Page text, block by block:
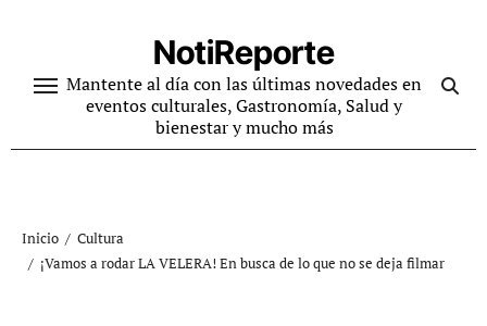
contenido
NotiReporte
Mantente al día con las últimas novedades en
eventos culturales, Gastronomía, Salud y
bienestar y mucho más
Inicio
Cultura
¡Vamos a rodar LA VELERA! En busca de lo que no se deja filmar